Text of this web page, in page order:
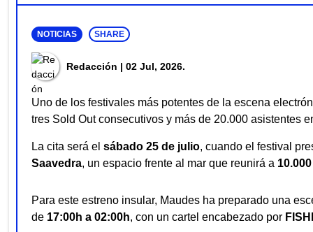
NOTICIAS SHARE
Redacción | 02 Jul, 2026.
Uno de los festivales más potentes de la escena
tres Sold Out consecutivos y más de 20.000 asistentes
La cita será el sábado 25 de julio, cuando el festival
Saavedra, un espacio frente al mar que reunirá a
Para este estreno insular, Maudes ha preparado una
de 17:00h a 02:00h, con un cartel encabezado por